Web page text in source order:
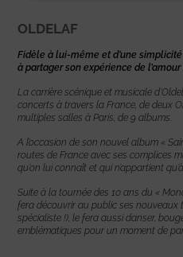
OLDELAF
Fidèle à lui-même et d’une
à partager son expérience de l’amour
La carrière scénique et musicale
concerts à travers la France, de deux
multiples salles à Paris, de 9 albums.
A l’occasion de son nouvel album «
routes de France avec ses complices
qu’on lui connaît et qui n’appartient
Suite à la tournée des 10 ans du «
fera découvrir au public ses nouveaux
spécialiste !), le fera aussi danser,
emblématiques pour un moment de